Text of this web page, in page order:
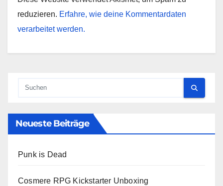
reduzieren. Erfahre, wie deine Kommentardaten
verarbeitet werden.
Neueste Beiträge
Punk is Dead
Cosmere RPG Kickstarter Unboxing